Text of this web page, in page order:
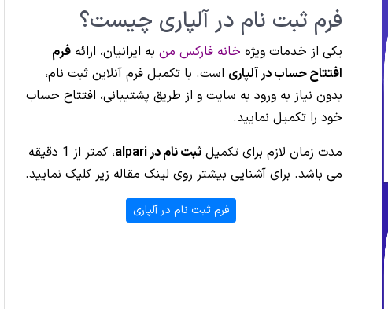
فرم ثبت نام در آلپاری چیست؟
یکی از خدمات ویژه خانه فارکس من به ایرانیان، ارائهفرم
افتتاح حساب در آلپاری است. با تکمیل فرم آنلاین ثبت نام،
بدون نیاز به ورود به سایت و از طریق پشتیبانی، افتتاح حساب
خود را تکمیل نمایید.
مدت زمان لازم برای تکمیلثبت نام در alpari
، کمتر از 1 دقیقه
می باشد. برای آشنایی بیشتر روی لینک مقاله زیر کلیک نمایید.
فرم ثبت نام در آلپاری